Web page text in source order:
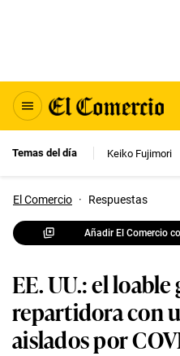
Temas del día Keiko Fujimori
El Comercio · Respuestas
Añadir El Comercio
EE. UU.: el
repartidora con
aislados por